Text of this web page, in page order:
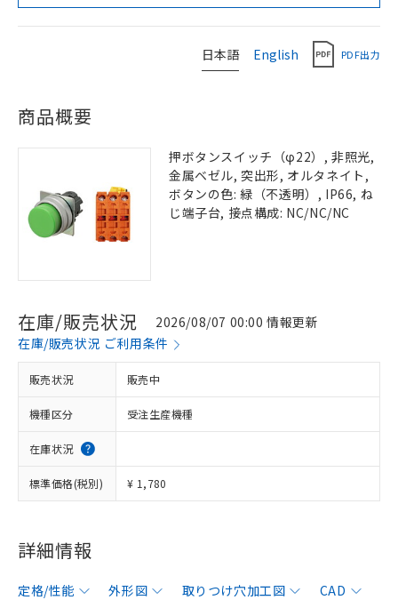
日本語 English PDF出力
商品概要
押ボタンスイッチ（φ22）, 非照光,
金属ベゼル, 突出形, オルタネイト,
ボタンの色: 緑（不透明）, IP66, ね
じ端子台, 接点構成: NC/NC/NC
在庫/販売状況
2026/08/07 00:00 情報更新
在庫/販売状況 ご利用条件
販売状況 販売中
機種区分 受注生産機種
在庫状況
標準価格(税別) ¥ 1,780
詳細情報
定格/性能 外形図 取りつけ穴加工図
CAD